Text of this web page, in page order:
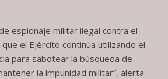
espionaje militar ilegal contra el
el Ejército continúa utilizando el
para sabotear la búsqueda de
la impunidad militar”, alerta